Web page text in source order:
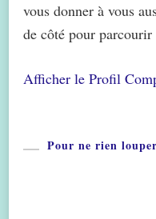
vous donner à vous
de côté pour
Afficher le Profil
Pour ne rien